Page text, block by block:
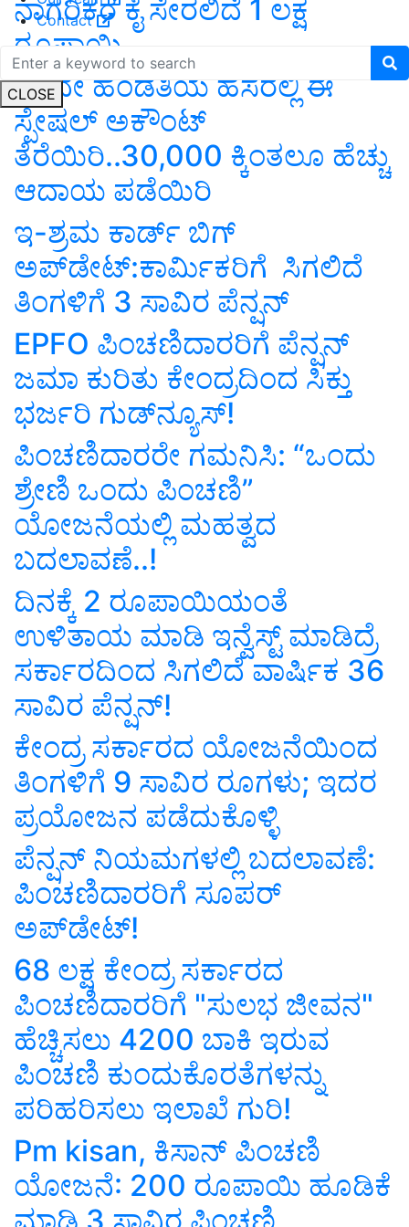
Contact
CLOSE
ನಾಗರಿಕರ ಕೈ ಸೇರಲಿದೆ 1 ಲಕ್ಷ
ರೂಪಾಯಿ
ಇಂದೇ ಹೆಂಡತಿಯ ಹೆಸರಲ್ಲಿ ಈ
ಸ್ಪೇಷಲ್‌ ಅಕೌಂಟ್‌
ತೆರೆಯಿರಿ..30,000 ಕ್ಕಿಂತಲೂ ಹೆಚ್ಚು
ಆದಾಯ ಪಡೆಯಿರಿ
ಇ-ಶ್ರಮ ಕಾರ್ಡ್‌ ಬಿಗ್‌
ಅಪ್‌ಡೇಟ್‌:ಕಾರ್ಮಿಕರಿಗೆ ಸಿಗಲಿದೆ
ತಿಂಗಳಿಗೆ 3 ಸಾವಿರ ಪೆನ್ಷನ್‌
EPFO ಪಿಂಚಣಿದಾರರಿಗೆ ಪೆನ್ಷನ್‌
ಜಮಾ ಕುರಿತು ಕೇಂದ್ರದಿಂದ ಸಿಕ್ತು
ಭರ್ಜರಿ ಗುಡ್‌ನ್ಯೂಸ್‌!
ಪಿಂಚಣಿದಾರರೇ ಗಮನಿಸಿ: “ಒಂದು
ಶ್ರೇಣಿ ಒಂದು ಪಿಂಚಣಿ”
ಯೋಜನೆಯಲ್ಲಿ ಮಹತ್ವದ
ಬದಲಾವಣೆ..!
ದಿನಕ್ಕೆ 2 ರೂಪಾಯಿಯಂತೆ
ಉಳಿತಾಯ ಮಾಡಿ ಇನ್ವೆಸ್ಟ್‌ ಮಾಡಿದ್ರೆ
ಸರ್ಕಾರದಿಂದ ಸಿಗಲಿದೆ ವಾರ್ಷಿಕ 36
ಸಾವಿರ ಪೆನ್ಷನ್‌!
ಕೇಂದ್ರ ಸರ್ಕಾರದ ಯೋಜನೆಯಿಂದ
ತಿಂಗಳಿಗೆ 9 ಸಾವಿರ ರೂಗಳು; ಇದರ
ಪ್ರಯೋಜನ ಪಡೆದುಕೊಳ್ಳಿ
ಪೆನ್ಷನ್‌ ನಿಯಮಗಳಲ್ಲಿ ಬದಲಾವಣೆ:
ಪಿಂಚಣಿದಾರರಿಗೆ ಸೂಪರ್
ಅಪ್‌ಡೇಟ್!
68 ಲಕ್ಷ ಕೇಂದ್ರ ಸರ್ಕಾರದ
ಪಿಂಚಣಿದಾರರಿಗೆ "ಸುಲಭ ಜೀವನ"
ಹೆಚ್ಚಿಸಲು 4200 ಬಾಕಿ ಇರುವ
ಪಿಂಚಣಿ ಕುಂದುಕೊರತೆಗಳನ್ನು
ಪರಿಹರಿಸಲು ಇಲಾಖೆ ಗುರಿ!
Pm kisan, ಕಿಸಾನ್ ಪಿಂಚಣಿ
ಯೋಜನೆ: 200 ರೂಪಾಯಿ ಹೂಡಿಕೆ
ಮಾಡಿ 3 ಸಾವಿರ ಪಿಂಚಣಿ